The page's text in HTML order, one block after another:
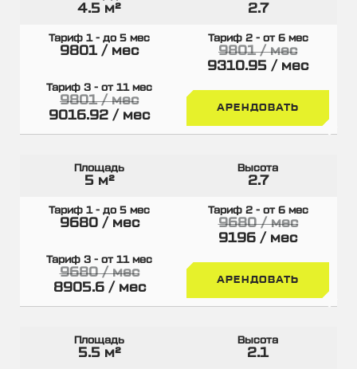
4.5 м² 2.7
9801 / мес
9801 / мес
9310.95 / мес
9801 / мес
9016.92 / мес
АРЕНДОВАТЬ
5 м² 2.7
9680 / мес
9680 / мес
9196 / мес
9680 / мес
8905.6 / мес
АРЕНДОВАТЬ
5.5 м² 2.1